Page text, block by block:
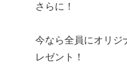
さらに！
今なら全員にオリジ
レゼント！